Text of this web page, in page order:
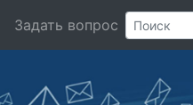
Задать вопрос